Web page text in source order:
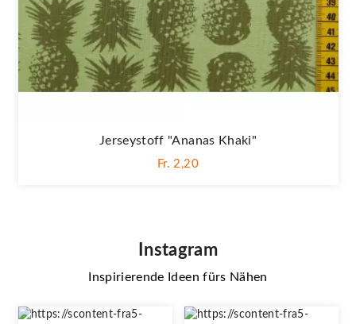
Jerseystoff "Ananas Khaki"
Fr. 2,20
Instagram
Inspirierende Ideen fürs Nähen